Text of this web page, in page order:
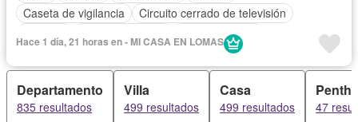
Caseta de vigilancia
Circuito cerrado de televisión
Cocina integral
Cuarto de servicio
Estacionamiento
Gas natural Internet Jacuzzi
Jardín
Recámara con closet
Azotea
Sala polivalente
Seguridad
Televisión por cable
Terraza
Hace 1 día, 21 horas en - MI CASA EN LOMAS
Departamento
835 resultados
Villa
499 resultados
Casa
499 resultados 47